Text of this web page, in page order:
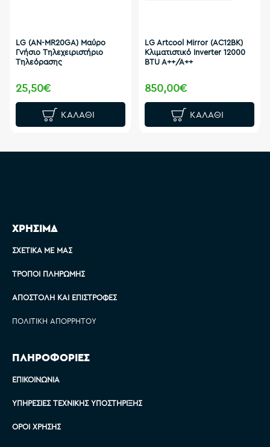
LG (AN-MR20GA) Μαύρο
Γνήσιο Τηλεχειριστήριο
Τηλεόρασης
25,50€
ΚΑΛΆΘΙ
LG Artcool Mirror (AC12BΚ)
Κλιματιστικό Inverter 12000
BTU A++/A++
850,00€
ΚΑΛΆΘΙ
ΧΡΗΣΙΜΑ
ΣΧΕΤΙΚΆ ΜΕ ΜΑΣ
ΤΡΌΠΟΙ ΠΛΗΡΩΜΉΣ
ΑΠΟΣΤΟΛΉ ΚΑΙ ΕΠΙΣΤΡΟΦΈΣ
ΠΟΛΙΤΙΚΉ ΑΠΟΡΡΉΤΟΥ
ΠΛΗΡΟΦΟΡΙΕΣ
ΕΠΙΚΟΙΝΩΝΊΑ
ΥΠΗΡΕΣΊΕΣ ΤΕΧΝΙΚΉΣ ΥΠΟΣΤΉΡΙΞΗΣ
ΌΡΟΙ ΧΡΉΣΗΣ